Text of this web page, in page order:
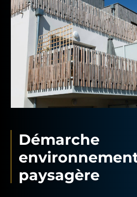
Démarche
paysagère